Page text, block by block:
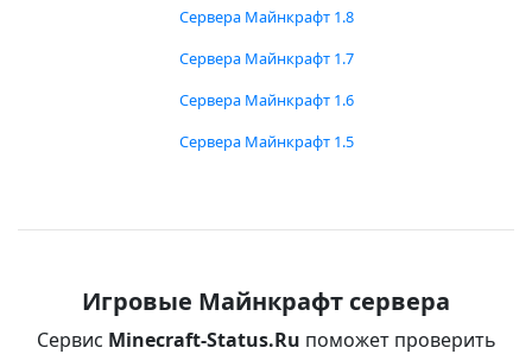
Сервера Майнкрафт 1.8
Сервера Майнкрафт 1.7
Сервера Майнкрафт 1.6
Сервера Майнкрафт 1.5
Игровые Майнкрафт сервера
Сервис Minecraft-Status.Ru поможет проверить